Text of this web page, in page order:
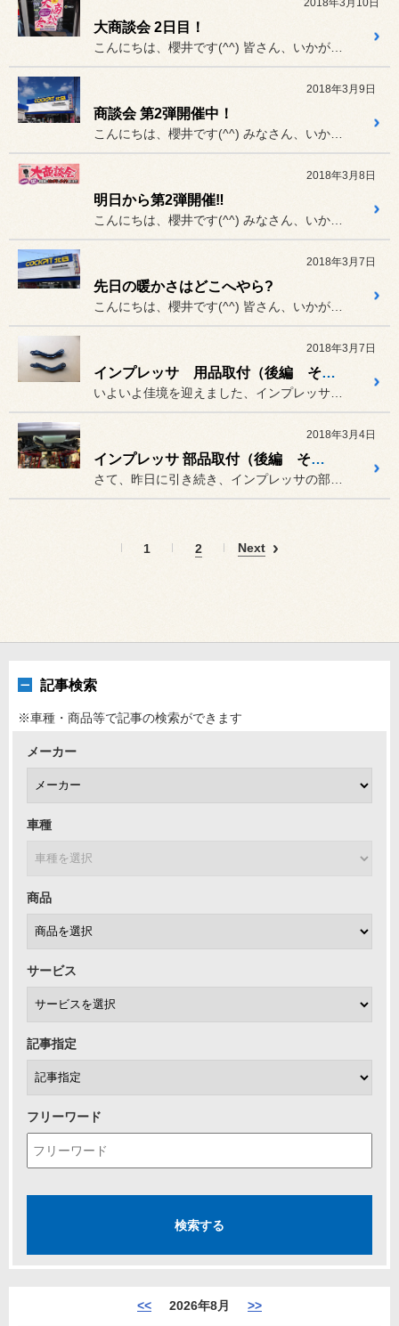
2018年3月10日
大商談会 2日目！
2018年3月9日
商談会 第2弾開催中！
2018年3月8日
明日から第2弾開催‼︎
2018年3月7日
先日の暖かさはどこへやら?
2018年3月7日
インプレッサ 用品取付（後編 その②）
2018年3月4日
インプレッサ 部品取付（後編 その①）
1 2 Next
記事検索
※車種・商品等で記事の検索ができます
メーカー
車種
商品
サービス
記事指定
フリーワード
<< 2026年8月 >>